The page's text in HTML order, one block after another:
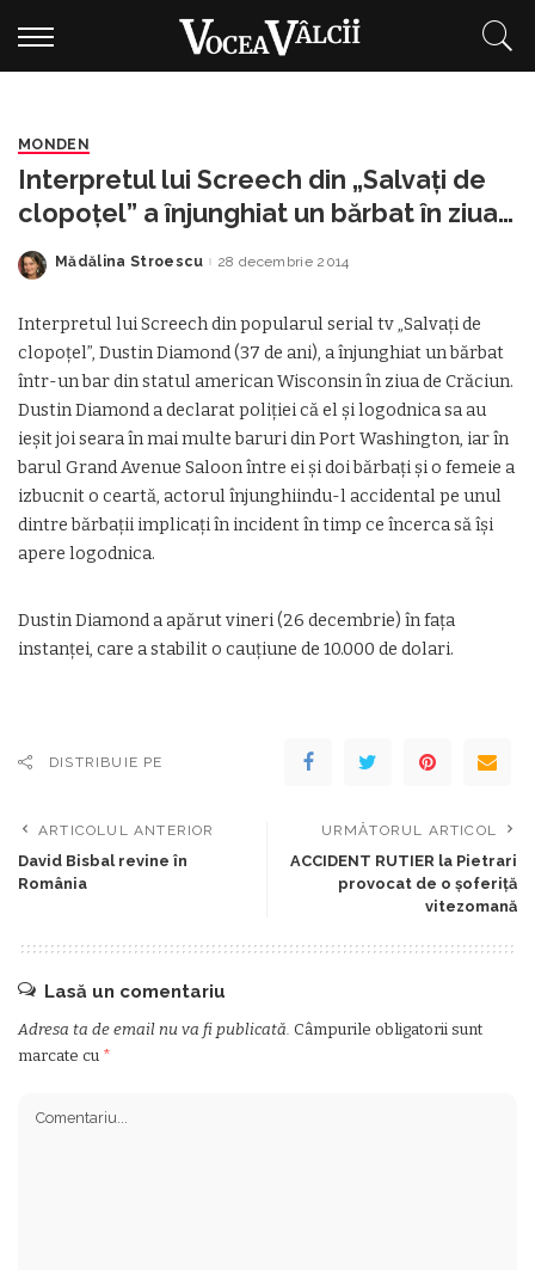
MONDEN
Interpretul lui Screech din „Salvați de
clopoțel” a înjunghiat un bărbat în ziua
de Crăciun
Posted
Mădălina Stroescu 28 decembrie 2014
Interpretul lui Screech din popularul serial tv „Salvați de
clopoțel”, Dustin Diamond (37 de ani), a înjunghiat un bărbat
într-un bar din statul american Wisconsin în ziua de Crăciun.
Dustin Diamond a declarat poliției că el și logodnica sa au
ieșit joi seara în mai multe baruri din Port Washington, iar în
barul Grand Avenue Saloon între ei și doi bărbați și o femeie a
izbucnit o ceartă, actorul înjunghiindu-l accidental pe unul
dintre bărbații implicați în incident în timp ce încerca să își
apere logodnica.
Dustin Diamond a apărut vineri (26 decembrie) în fața
instanței, care a stabilit o cauțiune de 10.000 de dolari.
DISTRIBUIE PE
ARTICOLUL ANTERIOR
David Bisbal revine în
România
URMĂTORUL ARTICOL
ACCIDENT RUTIER la Pietrari
provocat de o şoferiţă
vitezomană
Lasă un comentariu
Adresa ta de email nu va fi publicată. Câmpurile obligatorii sunt
marcate cu *